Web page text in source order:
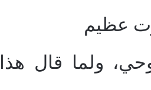
عظيم
ولما قال هذا